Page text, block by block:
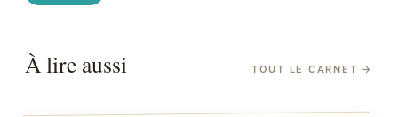
À lire aussi TOUT LE CARNET →